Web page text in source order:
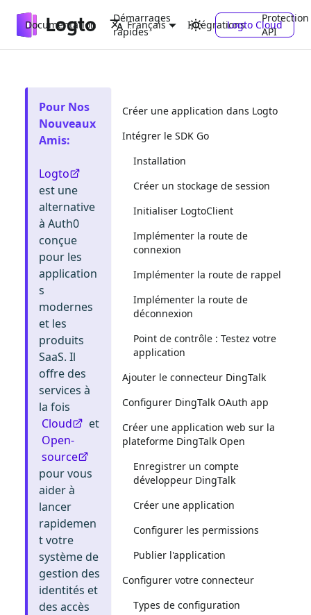
Documentation
Démarrages
rapides
Intégrations
Protection
API
Français Logto Cloud
Pour Nos
Nouveaux
Amis:
Logto
est une
alternative
à Auth0
conçue
pour les
application
s
modernes
et les
produits
SaaS. Il
offre des
services à
la fois
Cloud
et
Open-
source
pour vous
aider à
lancer
rapidemen
t votre
système de
gestion des
identités et
des accès
Créer une application dans Logto
Intégrer le SDK Go
Installation
Créer un stockage de session
Initialiser LogtoClient
Implémenter la route de
connexion
Implémenter la route de rappel
Implémenter la route de
déconnexion
Point de contrôle : Testez votre
application
Ajouter le connecteur DingTalk
Configurer DingTalk OAuth app
Créer une application web sur la
plateforme DingTalk Open
Enregistrer un compte
développeur DingTalk
Créer une application
Configurer les permissions
Publier l'application
Configurer votre connecteur
Types de configuration